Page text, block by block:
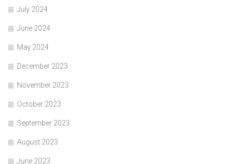
July 2024
June 2024
May 2024
December 2023
November 2023
October 2023
September 2023
August 2023
June 2023